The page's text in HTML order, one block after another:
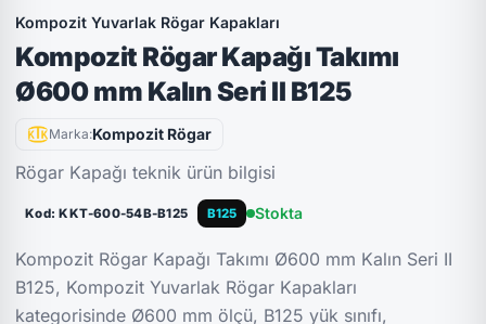
Kompozit Yuvarlak Rögar Kapakları
Kompozit Rögar Kapağı Takımı
Ø600 mm Kalın Seri II B125
Marka:Kompozit Rögar
Rögar Kapağı teknik ürün bilgisi
Kod: KKT-600-54B-B125 B125 Stokta
Kompozit Rögar Kapağı Takımı Ø600 mm Kalın Seri II
B125, Kompozit Yuvarlak Rögar Kapakları
kategorisinde Ø600 mm ölçü, B125 yük sınıfı,